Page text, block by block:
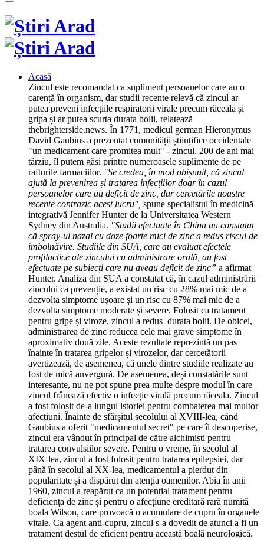
Acasă
Zincul este recomandat ca supliment persoanelor care au o
carență în organism, dar studii recente relevă că zincul ar
putea preveni infecțiile respiratorii virale precum răceala și
gripa și ar putea scurta durata bolii, relatează
thebrighterside.news. În 1771, medicul german Hieronymus
David Gaubius a prezentat comunității științifice occidentale
"un medicament care promitea mult" - zincul. 200 de ani mai
târziu, îl putem găsi printre numeroasele suplimente de pe
rafturile farmaciilor. "Se credea, în mod obișnuit, că zincul
ajută la prevenirea și tratarea infecțiilor doar în cazul
persoanelor care au deficit de zinc, dar cercetările noastre
recente contrazic acest lucru", spune specialistul în medicină
integrativă Jennifer Hunter de la Universitatea Western
Sydney din Australia. "Studii efectuate în China au constatat
că spray-ul nazal cu doze foarte mici de zinc a redus riscul de
îmbolnăvire. Studiile din SUA, care au evaluat efectele
profilactice ale zincului cu administrare orală, au fost
efectuate pe subiecți care nu aveau deficit de zinc” a afirmat
Hunter. Analiza din SUA a constatat că, în cazul administrării
zincului ca prevenție, a existat un risc cu 28% mai mic de a
dezvolta simptome ușoare și un risc cu 87% mai mic de a
dezvolta simptome moderate și severe. Folosit ca tratament
pentru gripe și viroze, zincul a redus durata bolii. De obicei,
administrarea de zinc reducea cele mai grave simptome în
aproximativ două zile. Aceste rezultate reprezintă un pas
înainte în tratarea gripelor și virozelor, dar cercetătorii
avertizează, de asemenea, că unele dintre studiile realizate au
fost de mică anvergură. De asemenea, deși constatările sunt
interesante, nu ne pot spune prea multe despre modul în care
zincul frânează efectiv o infecție virală precum răceala. Zincul
a fost folosit de-a lungul istoriei pentru combaterea mai multor
afecțiuni. Înainte de sfârșitul secolului al XVIII-lea, când
Gaubius a oferit "medicamentul secret" pe care îl descoperise,
zincul era vândut în principal de către alchimiști pentru
tratarea convulsiilor severe. Pentru o vreme, în secolul al
XIX-lea, zincul a fost folosit pentru tratarea epilepsiei, dar
până în secolul al XX-lea, medicamentul a pierdut din
popularitate și a dispărut din atenția oamenilor. Abia în anii
1960, zincul a reapărut ca un potențial tratament pentru
deficiența de zinc și pentru o afecțiune ereditară rară numită
boala Wilson, care provoacă o acumulare de cupru în organele
vitale. Ca agent anti-cupru, zincul s-a dovedit de atunci a fi un
tratament destul de eficient pentru această boală neurologică.